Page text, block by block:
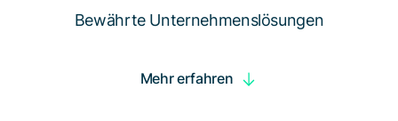
Bewährte Unternehmenslösungen
Mehr erfahren